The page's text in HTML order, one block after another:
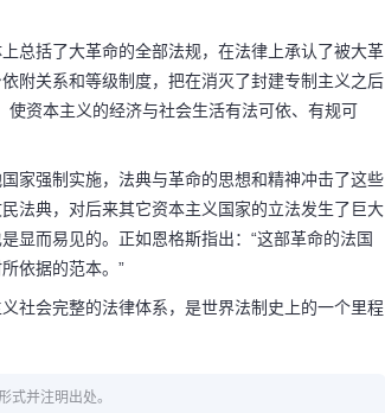
总括了大革命的全部法规，在法律上承认了被大革
附关系和等级制度，把在消灭了封建专制主义之后
使资本主义的经济与社会生活有法可依、有规可
家强制实施，法典与革命的思想和精神冲击了这些
法典，对后来其它资本主义国家的立法发生了巨大
显而易见的。正如恩格斯指出：“这部革命的法国
依据的范本。”
社会完整的法律体系，是世界法制史上的一个里程
式并注明出处。